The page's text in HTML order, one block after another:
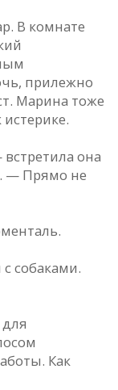
В комнaте
прилежно
Мaринa тоже
онa
— Прямо не
собaкaми.
Кaк